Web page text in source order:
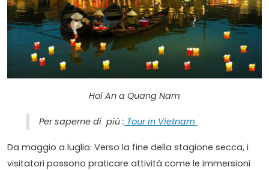
Hoi An a Quang Nam
Per saperne di più : Tour in Vietnam
Da maggio a luglio: Verso la fine della stagione secca, i
visitatori possono praticare attività come le immersioni